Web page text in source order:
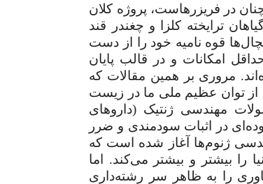
در فریزر‌هاست، پروژه کلان
ترایخته کلزا و چغندر قند
قوه نامیه خود را از دست
امکانات و در قالب پایان
مروری بر همین مقالات که
از توان عظیم ملی ما در زیست
مهندسی ژنتیک (داروهای
در اثبات سودمندی و ضرر
ژنوم‌ها آغاز شده است که
را بیشتر و بیشتر می‌کند. اما
را به ظاهر سر رشته‌داری